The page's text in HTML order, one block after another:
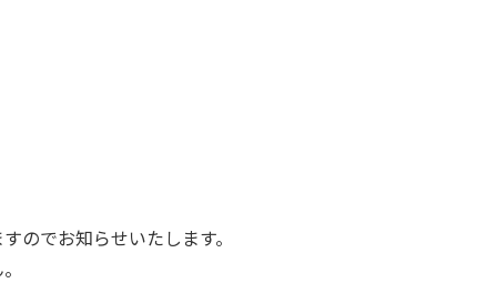
のでお知らせいたします。